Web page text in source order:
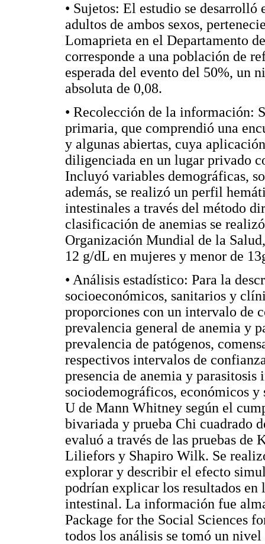
• Sujetos: El estudio se
adultos de ambos sexos,
Lomaprieta en el Departamento
corresponde a una población de
esperada del evento del 50%, un
absoluta de 0,08.
• Recolección de la información:
primaria, que comprendió una
y algunas abiertas, cuya
diligenciada en un lugar privado
Incluyó variables demográficas,
además, se realizó un perfil
intestinales a través del método
clasificación de anemias se
Organización Mundial de la
12 g/dL en mujeres y menor de
• Análisis estadístico: Para la
socioeconómicos, sanitarios y
proporciones con un intervalo de
prevalencia general de anemia y
prevalencia de patógenos,
respectivos intervalos de
presencia de anemia y parasitosis
sociodemográficos, económicos
U de Mann Whitney según el
bivariada y prueba Chi cuadrado
evaluó a través de las pruebas
Liliefors y Shapiro Wilk. Se
explorar y describir el efecto
podrían explicar los resultados en
intestinal. La información fue
Package for the Social Sciences
todos los análisis se tomó un